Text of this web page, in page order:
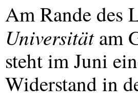
Am Rande des
Universitätam
steht im Juni
Widerstand in